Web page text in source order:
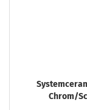
Chrom/